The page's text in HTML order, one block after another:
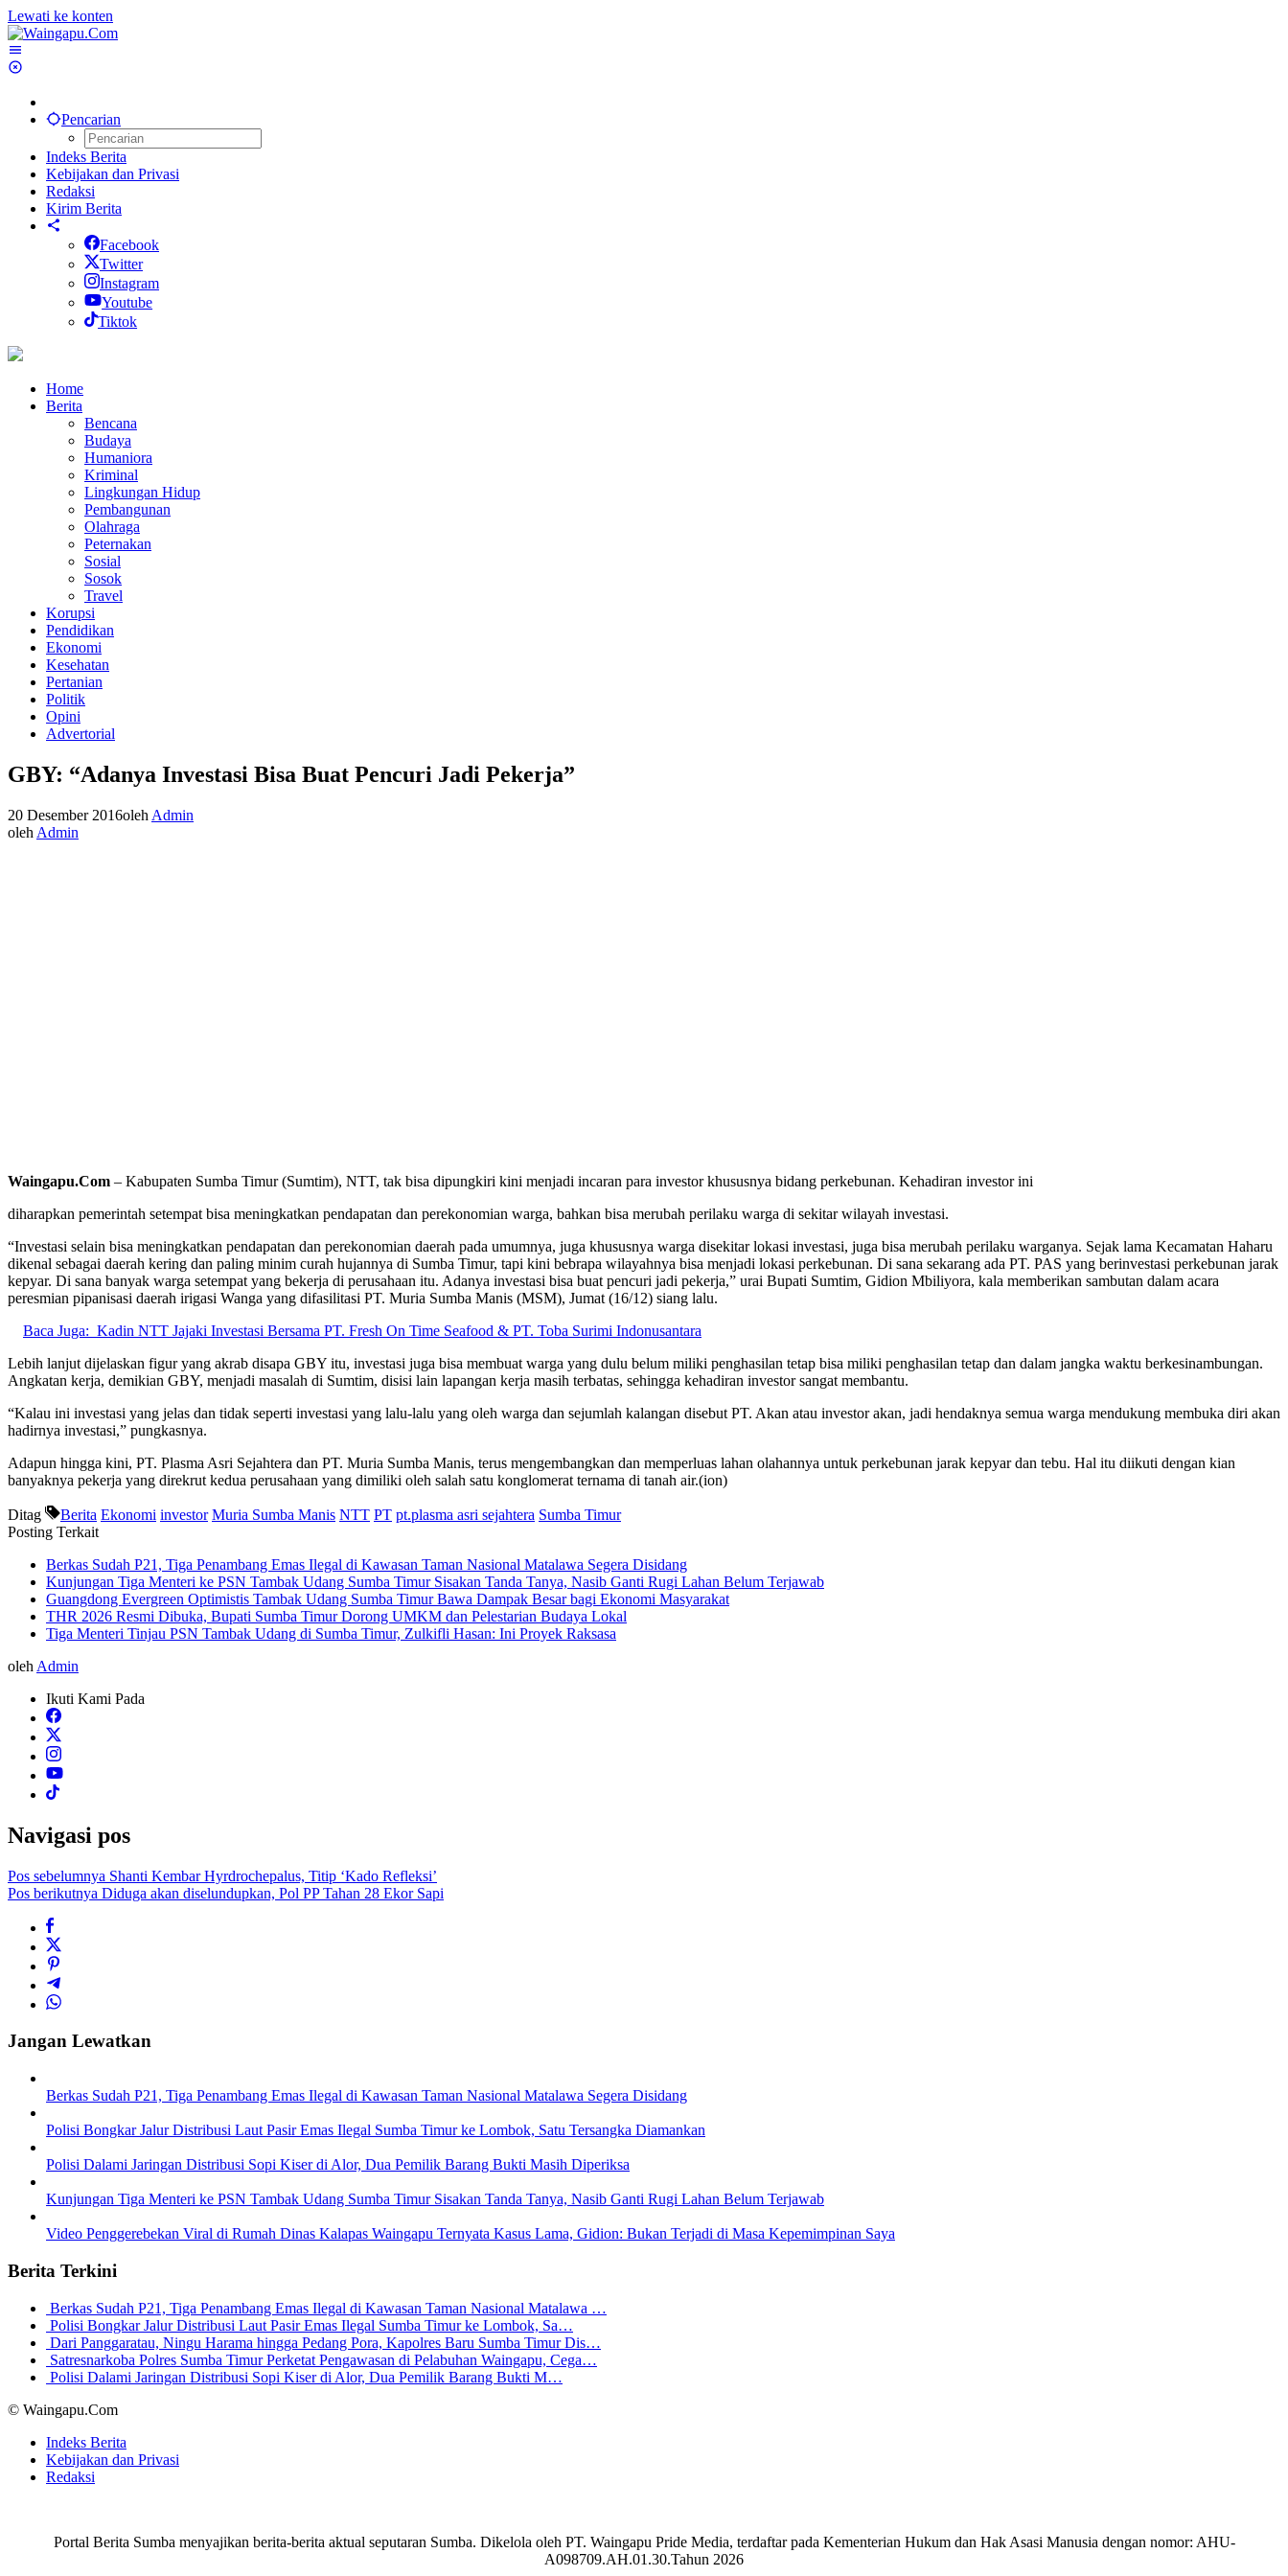
Lewati ke konten
Pencarian
Indeks Berita
Kebijakan dan Privasi
Redaksi
Kirim Berita
Facebook
Twitter
Instagram
Youtube
Tiktok
Home
Berita
Bencana
Budaya
Humaniora
Kriminal
Lingkungan Hidup
Pembangunan
Olahraga
Peternakan
Sosial
Sosok
Travel
Korupsi
Pendidikan
Ekonomi
Kesehatan
Pertanian
Politik
Opini
Advertorial
GBY: “Adanya Investasi Bisa Buat Pencuri Jadi Pekerja”
20 Desember 2016oleh Admin
oleh Admin
Waingapu.Com – Kabupaten Sumba Timur (Sumtim), NTT, tak bisa dipungkiri kini menjadi incaran para investor khususnya bidang perkebunan. Kehadiran investor ini
diharapkan pemerintah setempat bisa meningkatkan pendapatan dan perekonomian warga, bahkan bisa merubah perilaku warga di sekitar wilayah investasi.
“Investasi selain bisa meningkatkan pendapatan dan perekonomian daerah pada umumnya, juga khususnya warga disekitar lokasi investasi, juga bisa merubah perilaku warganya. Sejak lama Kecamatan Haharu
dikenal sebagai daerah kering dan paling minim curah hujannya di Sumba Timur, tapi kini bebrapa wilayahnya bisa menjadi lokasi perkebunan. Di sana sekarang ada PT. PAS yang berinvestasi perkebunan jarak
kepyar. Di sana banyak warga setempat yang bekerja di perusahaan itu. Adanya investasi bisa buat pencuri jadi pekerja,” urai Bupati Sumtim, Gidion Mbiliyora, kala memberikan sambutan dalam acara
peresmian pipanisasi daerah irigasi Wanga yang difasilitasi PT. Muria Sumba Manis (MSM), Jumat (16/12) siang lalu.
Baca Juga: Kadin NTT Jajaki Investasi Bersama PT. Fresh On Time Seafood & PT. Toba Surimi Indonusantara
Lebih lanjut dijelaskan figur yang akrab disapa GBY itu, investasi juga bisa membuat warga yang dulu belum miliki penghasilan tetap bisa miliki penghasilan tetap dan dalam jangka waktu berkesinambungan.
Angkatan kerja, demikian GBY, menjadi masalah di Sumtim, disisi lain lapangan kerja masih terbatas, sehingga kehadiran investor sangat membantu.
“Kalau ini investasi yang jelas dan tidak seperti investasi yang lalu-lalu yang oleh warga dan sejumlah kalangan disebut PT. Akan atau investor akan, jadi hendaknya semua warga mendukung membuka diri akan
hadirnya investasi,” pungkasnya.
Adapun hingga kini, PT. Plasma Asri Sejahtera dan PT. Muria Sumba Manis, terus mengembangkan dan memperluas lahan olahannya untuk perkebunan jarak kepyar dan tebu. Hal itu diikuti dengan kian
banyaknya pekerja yang direkrut kedua perusahaan yang dimiliki oleh salah satu konglomerat ternama di tanah air.(ion)
Ditag Berita Ekonomi investor Muria Sumba Manis NTT PT pt.plasma asri sejahtera Sumba Timur
Posting Terkait
Berkas Sudah P21, Tiga Penambang Emas Ilegal di Kawasan Taman Nasional Matalawa Segera Disidang
Kunjungan Tiga Menteri ke PSN Tambak Udang Sumba Timur Sisakan Tanda Tanya, Nasib Ganti Rugi Lahan Belum Terjawab
Guangdong Evergreen Optimistis Tambak Udang Sumba Timur Bawa Dampak Besar bagi Ekonomi Masyarakat
THR 2026 Resmi Dibuka, Bupati Sumba Timur Dorong UMKM dan Pelestarian Budaya Lokal
Tiga Menteri Tinjau PSN Tambak Udang di Sumba Timur, Zulkifli Hasan: Ini Proyek Raksasa
oleh Admin
Ikuti Kami Pada
Navigasi pos
Pos sebelumnya Shanti Kembar Hyrdrochepalus, Titip ‘Kado Refleksi’
Pos berikutnya Diduga akan diselundupkan, Pol PP Tahan 28 Ekor Sapi
Jangan Lewatkan
Berkas Sudah P21, Tiga Penambang Emas Ilegal di Kawasan Taman Nasional Matalawa Segera Disidang
Polisi Bongkar Jalur Distribusi Laut Pasir Emas Ilegal Sumba Timur ke Lombok, Satu Tersangka Diamankan
Polisi Dalami Jaringan Distribusi Sopi Kiser di Alor, Dua Pemilik Barang Bukti Masih Diperiksa
Kunjungan Tiga Menteri ke PSN Tambak Udang Sumba Timur Sisakan Tanda Tanya, Nasib Ganti Rugi Lahan Belum Terjawab
Video Penggerebekan Viral di Rumah Dinas Kalapas Waingapu Ternyata Kasus Lama, Gidion: Bukan Terjadi di Masa Kepemimpinan Saya
Berita Terkini
Berkas Sudah P21, Tiga Penambang Emas Ilegal di Kawasan Taman Nasional Matalawa …
Polisi Bongkar Jalur Distribusi Laut Pasir Emas Ilegal Sumba Timur ke Lombok, Sa…
Dari Panggaratau, Ningu Harama hingga Pedang Pora, Kapolres Baru Sumba Timur Dis…
Satresnarkoba Polres Sumba Timur Perketat Pengawasan di Pelabuhan Waingapu, Cega…
Polisi Dalami Jaringan Distribusi Sopi Kiser di Alor, Dua Pemilik Barang Bukti M…
© Waingapu.Com
Indeks Berita
Kebijakan dan Privasi
Redaksi
Portal Berita Sumba menyajikan berita-berita aktual seputaran Sumba. Dikelola oleh PT. Waingapu Pride Media, terdaftar pada Kementerian Hukum dan Hak Asasi Manusia dengan nomor: AHU-
A098709.AH.01.30.Tahun 2026